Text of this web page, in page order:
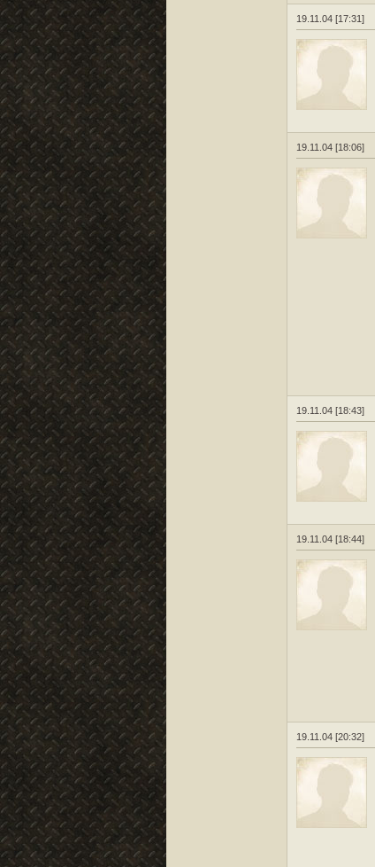
19.11.04 [17:31]
19.11.04 [18:06]
19.11.04 [18:43]
19.11.04 [18:44]
19.11.04 [20:32]